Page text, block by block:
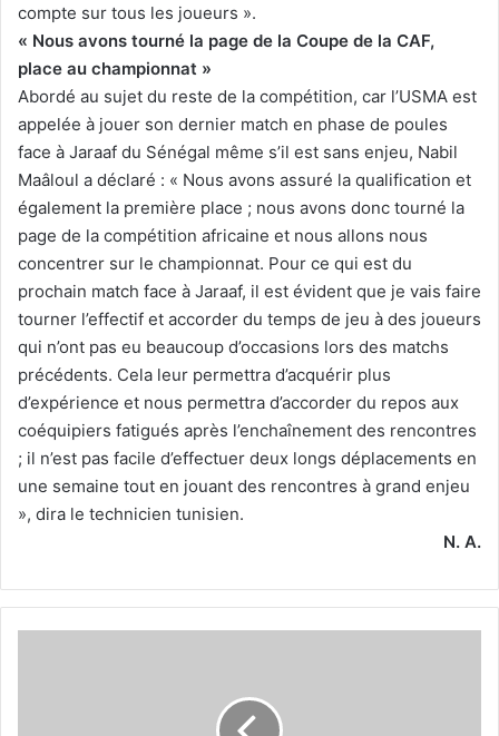
compte sur tous les joueurs ».
« Nous avons tourné la page de la Coupe de la CAF,
place au championnat »
Abordé au sujet du reste de la compétition, car l’USMA est
appelée à jouer son dernier match en phase de poules
face à Jaraaf du Sénégal même s’il est sans enjeu, Nabil
Maâloul a déclaré : « Nous avons assuré la qualification et
également la première place ; nous avons donc tourné la
page de la compétition africaine et nous allons nous
concentrer sur le championnat. Pour ce qui est du
prochain match face à Jaraaf, il est évident que je vais faire
tourner l’effectif et accorder du temps de jeu à des joueurs
qui n’ont pas eu beaucoup d’occasions lors des matchs
précédents. Cela leur permettra d’acquérir plus
d’expérience et nous permettra d’accorder du repos aux
coéquipiers fatigués après l’enchaînement des rencontres
; il n’est pas facile d’effectuer deux longs déplacements en
une semaine tout en jouant des rencontres à grand enjeu
», dira le technicien tunisien.
N. A.